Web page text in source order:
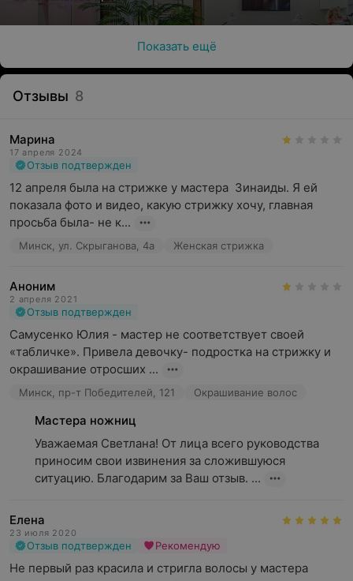
Показать ещё
Отзывы 8
Марина
17 апреля 2024
Отзыв подтвержден
12 апреля была на стрижке у мастера  Зинаиды. Я ей
показала фото и видео, какую стрижку хочу, главная
просьба была- не к...
Минск, ул. Скрыганова, 4а Женская стрижка
Аноним
2 апреля 2021
Отзыв подтвержден
Самусенко Юлия - мастер не соответствует своей
«табличке». Привела девочку- подростка на стрижку и
окрашивание отросших ...
Минск, пр-т Победителей, 121 Окрашивание волос
Мастера ножниц
Уважаемая Светлана! От лица всего руководства
приносим свои извинения за сложившуюся
ситуацию. Благодарим за Ваш отзыв. ...
Елена
23 июля 2020
Отзыв подтвержден Рекомендую
Не первый раз красила и стригла волосы у мастера